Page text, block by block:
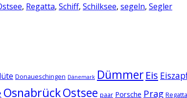
, Regatta, Schiff, Schilksee, segeln, Segler
Donaueschingen Dänemark Dümmer Eis
OsnabrückOstsee paar Porsche Prag Regatta